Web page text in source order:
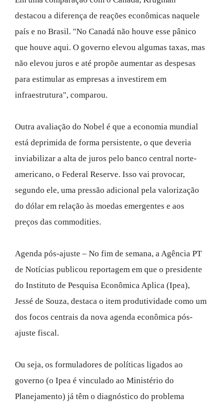
destacou a diferença de reações econômicas naquele
país e no Brasil. "No Canadá não houve esse pânico
que houve aqui. O governo elevou algumas taxas, mas
não elevou juros e até propõe aumentar as despesas
para estimular as empresas a investirem em
infraestrutura", comparou.
Outra avaliação do Nobel é que a economia mundial
está deprimida de forma persistente, o que deveria
inviabilizar a alta de juros pelo banco central norte-
americano, o Federal Reserve. Isso vai provocar,
segundo ele, uma pressão adicional pela valorização
do dólar em relação às moedas emergentes e aos
preços das commodities.
Agenda pós-ajuste – No fim de semana, a Agência PT
de Notícias publicou reportagem em que o presidente
do Instituto de Pesquisa Econômica Aplica (Ipea),
Jessé de Souza, destaca o item produtividade como um
dos focos centrais da nova agenda econômica pós-
ajuste fiscal.
Ou seja, os formuladores de políticas ligados ao
governo (o Ipea é vinculado ao Ministério do
Planejamento) já têm o diagnóstico do problema